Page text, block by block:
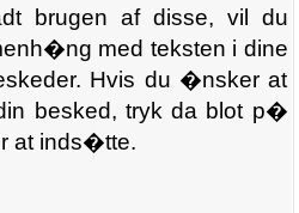
brugen af disse, vil du
med teksten i dine
Hvis du �nsker at
besked, tryk da blot p�
at inds�tte.